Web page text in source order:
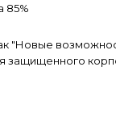
85%
"Новые
защищенного